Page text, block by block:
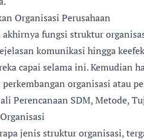
Organisasi Perusahaan
akhirnya fungsi struktur
komunikasi hingga
capai selama ini. Kemudian
organisasi atau
Perencanaan SDM, Metode,
jenis struktur organisasi,